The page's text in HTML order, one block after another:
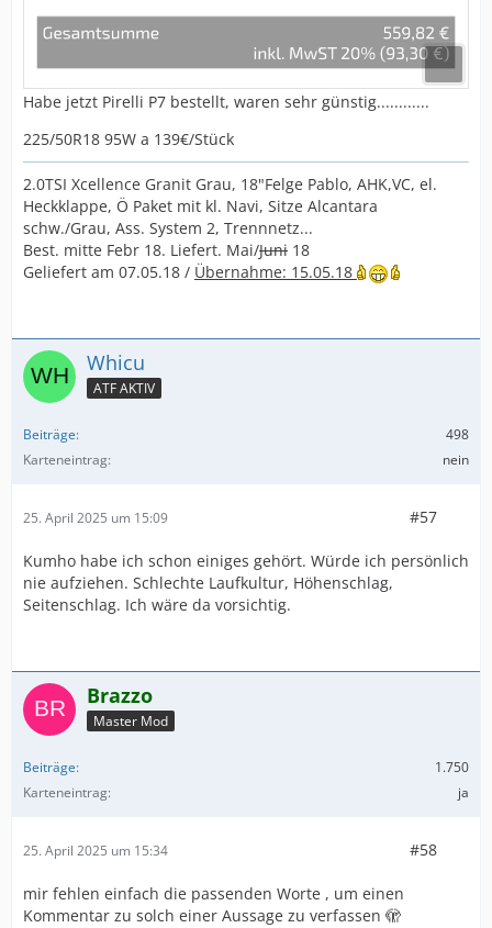
Habe jetzt Pirelli P7 bestellt, waren sehr günstig............
225/50R18 95W a 139€/Stück
2.0TSI Xcellence Granit Grau, 18"Felge Pablo, AHK,VC, el.
Heckklappe, Ö Paket mit kl. Navi, Sitze Alcantara
schw./Grau, Ass. System 2, Trennnetz...
Best. mitte Febr 18. Liefert. Mai/Juni 18
Geliefert am 07.05.18 / Übernahme: 15.05.18
Whicu
ATF AKTIV
Beiträge
498
Karteneintrag
nein
25. April 2025 um 15:09 #57
Kumho habe ich schon einiges gehört. Würde ich persönlich
nie aufziehen. Schlechte Laufkultur, Höhenschlag,
Seitenschlag. Ich wäre da vorsichtig.
Brazzo
Master Mod
Beiträge
1.750
Karteneintrag
ja
25. April 2025 um 15:34 #58
mir fehlen einfach die passenden Worte , um einen
Kommentar zu solch einer Aussage zu verfassen 🫣